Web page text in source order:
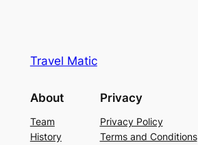
Travel Matic
About
Team
History
Privacy
Privacy Policy
Terms and Conditions